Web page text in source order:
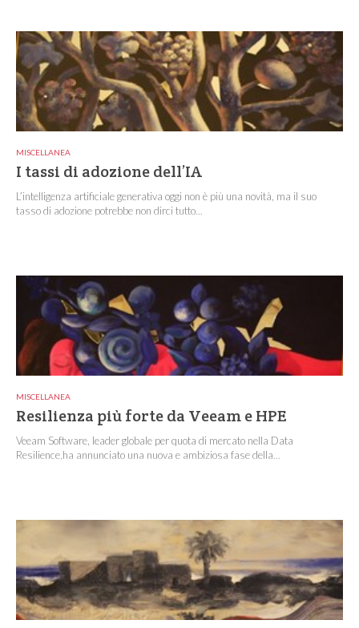
MISCELLANEA
I tassi di adozione dell’IA
L’intelligenza artificiale generativa oggi non è più una novità, ma il suo
tasso di adozione potrebbe non dirci tutto...
MISCELLANEA
Resilienza più forte da Veeam e HPE
Veeam Software, leader globale per quota di mercato nella Data
Resilience,ha annunciato una nuova e ambiziosa fase della...